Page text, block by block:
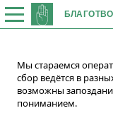
Мы стараемся
сбор ведётся в
возможны
пониманием.